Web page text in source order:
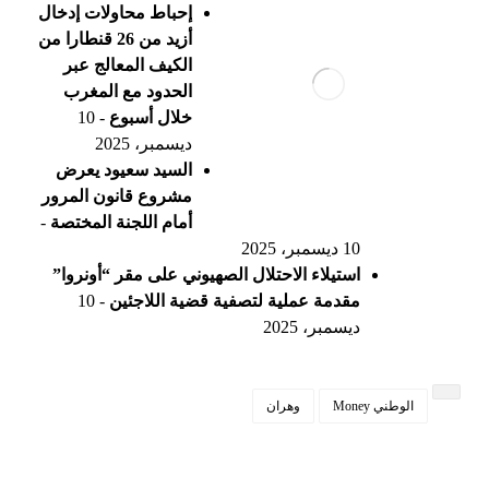
إحباط محاولات إدخال
أزيد من 26 قنطارا من
الكيف المعالج عبر
الحدود مع المغرب
خلال أسبوع
- 10
ديسمبر، 2025
السيد سعيود يعرض
مشروع قانون المرور
أمام اللجنة المختصة -
10 ديسمبر، 2025
استيلاء الاحتلال الصهيوني على مقر “أونروا”
مقدمة عملية لتصفية قضية اللاجئين
- 10
ديسمبر، 2025
الوطني Money وهران